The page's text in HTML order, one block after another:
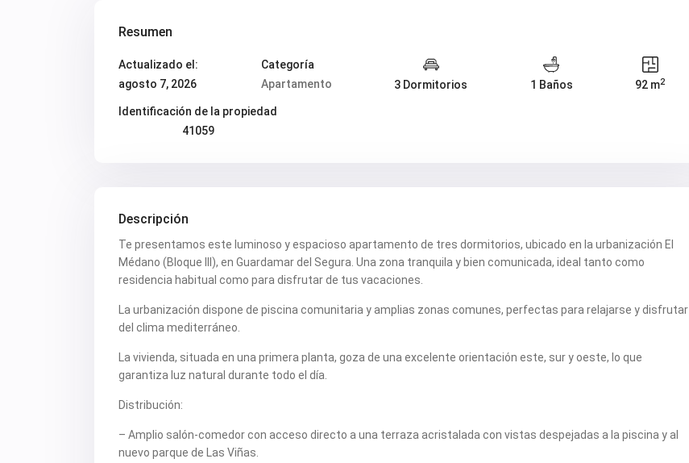
Resumen
Actualizado el:
agosto 7, 2026
Categoría
Apartamento
3 Dormitorios 1 Baños 92 m2
Identificación de la propiedad
41059
Descripción
Te presentamos este luminoso y espacioso apartamento de tres dormitorios, ubicado en la urbanización El
Médano (Bloque III), en Guardamar del Segura. Una zona tranquila y bien comunicada, ideal tanto como
residencia habitual como para disfrutar de tus vacaciones.
La urbanización dispone de piscina comunitaria y amplias zonas comunes, perfectas para relajarse y disfrutar
del clima mediterráneo.
La vivienda, situada en una primera planta, goza de una excelente orientación este, sur y oeste, lo que
garantiza luz natural durante todo el día.
Distribución:
– Amplio salón-comedor con acceso directo a una terraza acristalada con vistas despejadas a la piscina y al
nuevo parque de Las Viñas.